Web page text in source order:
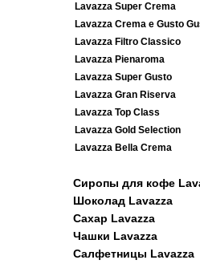
Lavazza Super Crema
Lavazza Crema e Gusto
Lavazza Filtro Classico
Lavazza Pienaroma
Lavazza Super Gusto
Lavazza Gran Riserva
Lavazza Top Class
Lavazza Gold Selection
Lavazza Bella Crema
Сиропы для кофе
Шоколад Lavazza
Сахар Lavazza
Чашки Lavazza
Салфетницы Lavazza